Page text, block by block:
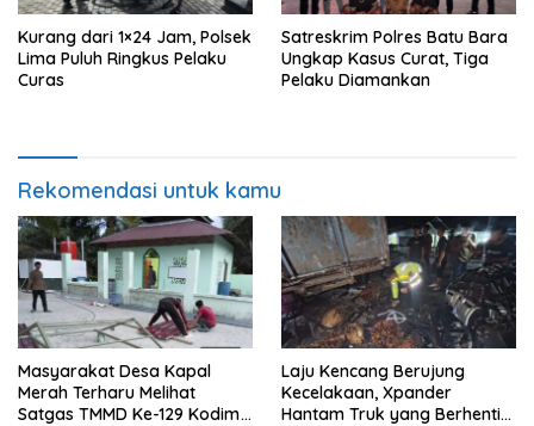
Kurang dari 1×24 Jam, Polsek
Lima Puluh Ringkus Pelaku
Curas
Satreskrim Polres Batu Bara
Ungkap Kasus Curat, Tiga
Pelaku Diamankan
Rekomendasi untuk kamu
Masyarakat Desa Kapal
Merah Terharu Melihat
Satgas TMMD Ke-129 Kodim
Laju Kencang Berujung
Kecelakaan, Xpander
Hantam Truk yang Berhenti